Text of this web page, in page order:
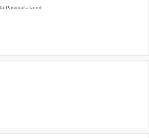
Pasqual a la nit.